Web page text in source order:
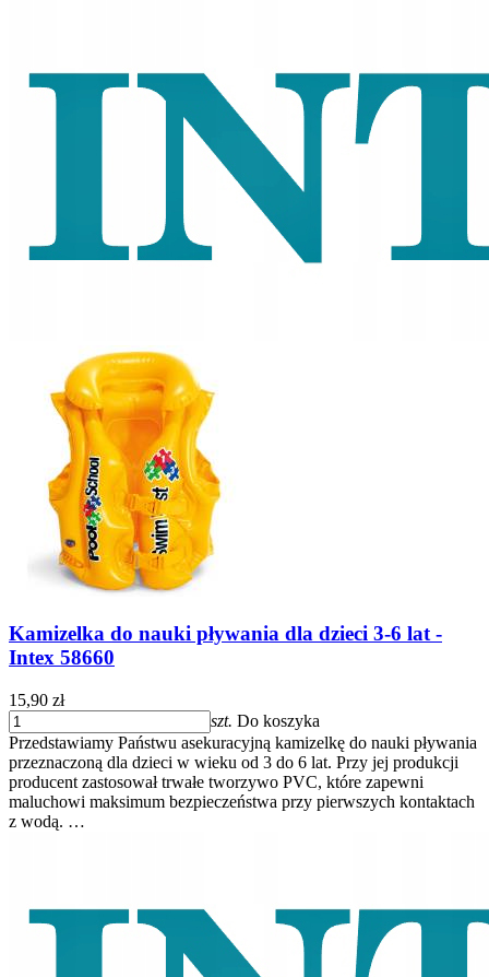
Kamizelka do nauki pływania dla dzieci 3-6 lat -
Intex 58660
15,90 zł
szt. Do koszyka
Przedstawiamy Państwu asekuracyjną kamizelkę do nauki pływania
przeznaczoną dla dzieci w wieku od 3 do 6 lat. Przy jej produkcji
producent zastosował trwałe tworzywo PVC, które zapewni
maluchowi maksimum bezpieczeństwa przy pierwszych kontaktach
z wodą. …